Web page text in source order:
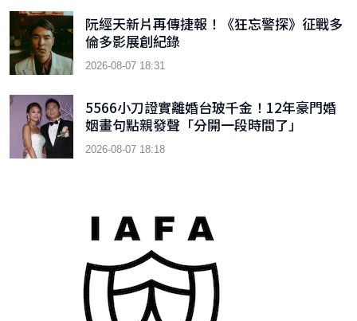
阮經天新片再傳捷報！《狂忘警探》征戰多
倫多影展創紀錄
2026-08-07 18:31
5566小刀證實離婚台玻千金！12年豪門婚
姻畫句點親發聲「分開一段時間了」
2026-08-07 18:18